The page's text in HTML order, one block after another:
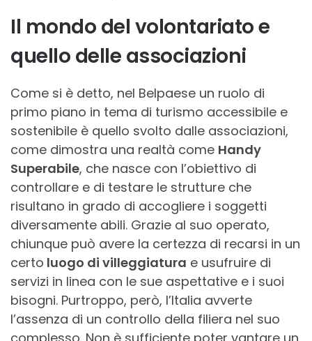
Il mondo del volontariato e
quello delle associazioni
Come si è detto, nel Belpaese un ruolo di
primo piano in tema di turismo accessibile e
sostenibile è quello svolto dalle associazioni,
come dimostra una realtà come Handy
Superabile, che nasce con l’obiettivo di
controllare e di testare le strutture che
risultano in grado di accogliere i soggetti
diversamente abili. Grazie al suo operato,
chiunque può avere la certezza di recarsi in un
certo luogo di villeggiatura e usufruire di
servizi in linea con le sue aspettative e i suoi
bisogni. Purtroppo, però, l’Italia avverte
l’assenza di un controllo della filiera nel suo